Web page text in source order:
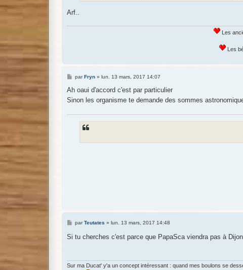
Arf..
Les
Les
M
s
a
parFryn» lun. 13 mars, 2017 14:07
Ah oaui d'accord c'est par particulier
Sinon les organisme te demande des sommes
M
s
parTeutates » lun. 13 mars, 2017 14:48
Si tu cherches c'est parce que PapaSca viendra pas à
Sur ma Ducat' y'a un concept intéressant : quand mes boulons se